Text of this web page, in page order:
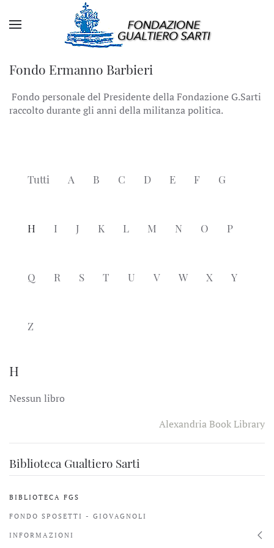
Fondo Ermanno Barbieri
Fondo personale del Presidente della Fondazione G.Sarti
raccolto durante gli anni della militanza politica.
Tutti A B C D E F G
H I J K L M N O P
Q R S T U V W X Y
Z
H
Nessun libro
Alexandria Book Library
Biblioteca Gualtiero Sarti
BIBLIOTECA FGS
FONDO SPOSETTI - GIOVAGNOLI
INFORMAZIONI